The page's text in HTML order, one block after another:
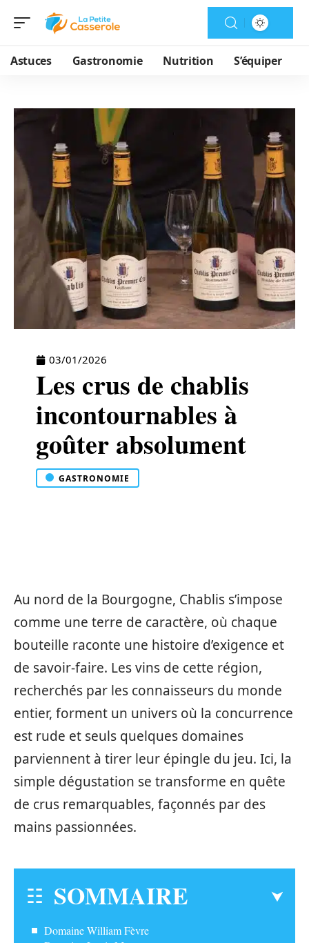
Astuces Gastronomie Nutrition S’équiper
03/01/2026
Les crus de chablis
incontournables à
goûter absolument
GASTRONOMIE
Au nord de la Bourgogne, Chablis s’impose
comme une terre de caractère, où chaque
bouteille raconte une histoire d’exigence et
de savoir-faire. Les vins de cette région,
recherchés par les connaisseurs du monde
entier, forment un univers où la concurrence
est rude et seuls quelques domaines
parviennent à tirer leur épingle du jeu. Ici, la
simple dégustation se transforme en quête
de crus remarquables, façonnés par des
mains passionnées.
SOMMAIRE
Domaine William Fèvre